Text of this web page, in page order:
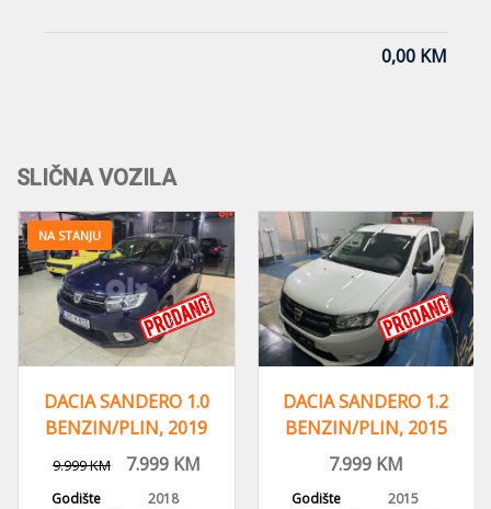
0,00 KM
SLIČNA VOZILA
DACIA SANDERO 1.2
BENZIN/PLIN, 2015
GOD, KLIMA, BH
7.999KM
Godište
2015
NA STANJU
DACIA SANDERO
AMBIANCE 1.0
SCE/LPG, 2017
KM 9.700
Godište
2017